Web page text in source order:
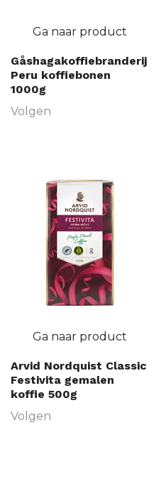
Ga naar product
Gåshagakoffiebranderij
Peru koffiebonen
1000g
Volgen
Ga naar product
Arvid Nordquist Classic
Festivita gemalen
koffie 500g
Volgen